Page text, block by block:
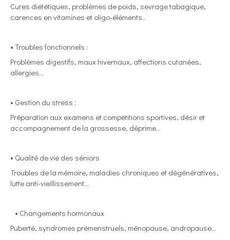
Cures diététiques, problèmes de poids, sevrage tabagique,
carences en vitamines et oligo-éléments..
• Troubles fonctionnels :
Problèmes digestifs, maux hivernaux, affections cutanées,
allergies...
• Gestion du stress :
Préparation aux examens et compétitions sportives, désir et
accompagnement de la grossesse, déprime…
• Qualité de vie des séniors
Troubles de la mémoire, maladies chroniques et dégénératives,
lutte anti-vieillissement...
• Changements hormonaux
Puberté, syndromes prémenstruels, ménopause, andropause...